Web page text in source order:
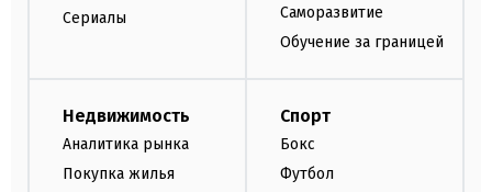
Сериалы
Саморазвитие
Обучение за границей
Недвижимость
Аналитика рынка
Покупка жилья
Спорт
Бокс
Футбол